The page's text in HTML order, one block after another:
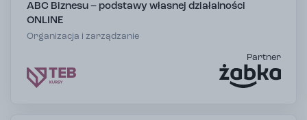
ABC Biznesu – podstawy własnej działalności
ONLINE
Organizacja i zarządzanie
Partner